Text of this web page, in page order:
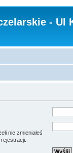
- Ul
nie zmieniałeś